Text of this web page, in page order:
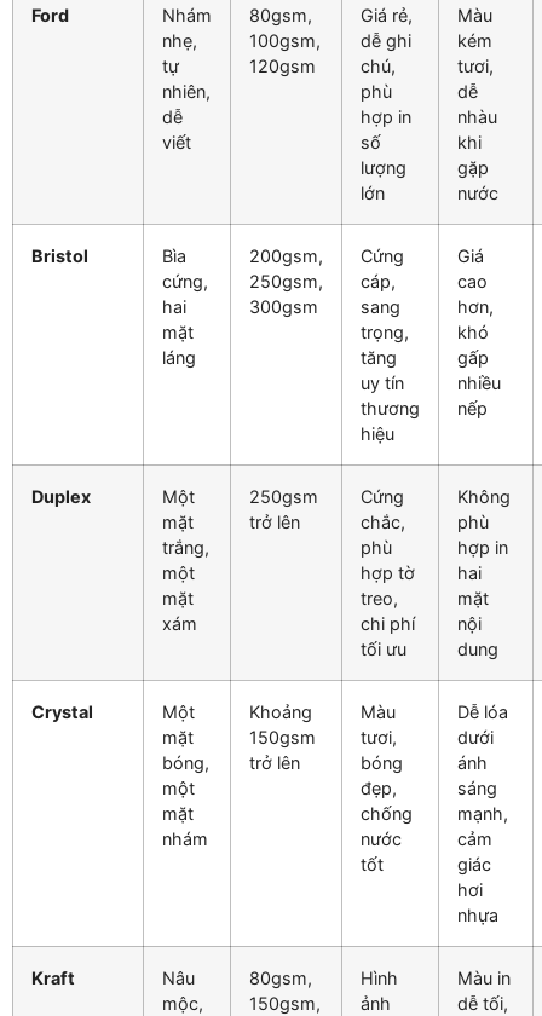
Ford
Nhám
nhẹ,
tự
nhiên,
dễ
viết
80gsm,
100gsm,
120gsm
Giá rẻ,
dễ ghi
chú,
phù
hợp in
số
lượng
lớn
Màu
kém
tươi,
dễ
nhàu
khi
gặp
nước
Bristol
Bìa
cứng,
hai
mặt
láng
200gsm,
250gsm,
300gsm
Cứng
cáp,
sang
trọng,
tăng
uy tín
thương
hiệu
Giá
cao
hơn,
khó
gấp
nhiều
nếp
Duplex
Một
mặt
trắng,
một
mặt
xám
250gsm
trở lên
Cứng
chắc,
phù
hợp tờ
treo,
chi phí
tối ưu
Không
phù
hợp in
hai
mặt
nội
dung
Crystal
Một
mặt
bóng,
một
mặt
nhám
Khoảng
150gsm
trở lên
Màu
tươi,
bóng
đẹp,
chống
nước
tốt
Dễ lóa
dưới
ánh
sáng
mạnh,
cảm
giác
hơi
nhựa
Kraft
Nâu
mộc,
80gsm,
150gsm,
Hình
ảnh
Màu in
dễ tối,